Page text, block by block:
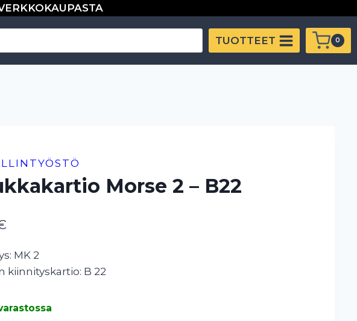
TUOTTEET 0
Morse 2 – B22
MK 2
kiinnityskartio: B 22
B22